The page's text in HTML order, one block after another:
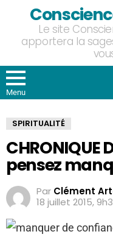
Le site
apportera la
Menu
SPIRITUALITÉ
CHRONIQUE
pensez
Par Clément
18 juillet 2015,